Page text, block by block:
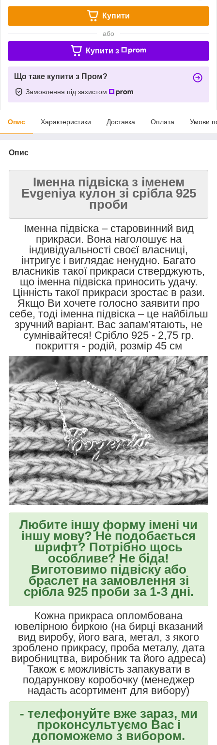
Купити
або
Купити з
Що таке купити з Пром?
Замовлення під захистом
Опис Характеристики Доставка Оплата Умови
Опис
Іменна підвіска з іменем
Evgeniya кулон зі срібла 925
проби
Іменна підвіска – старовинний вид
прикраси. Вона наголошує на
індивідуальності своєї власниці,
інтригує і виглядає ненудно. Багато
власників такої прикраси стверджують,
що іменна підвіска приносить удачу.
Цінність такої прикраси зростає в рази.
Якщо Ви хочете голосно заявити про
себе, тоді іменна підвіска – це найбільш
зручний варіант. Вас запам'ятають, не
сумнівайтеся! Срібло 925 - 2,75 гр.
покриття - родій, розмір 45 см
Любите іншу форму імені чи
іншу мову? Не подобається
шрифт? Потрібно щось
особливе? Не біда!
Виготовимо підвіску або
браслет на замовлення зі
срібла 925 проби за 1-3 дні.
Кожна прикраса опломбована
ювелірною биркою (на бирці вказаний
вид виробу, його вага, метал, з якого
зроблено прикрасу, проба металу, дата
виробництва, виробник та його адреса)
Також є можливість запакувати в
подарункову коробочку (менеджер
надасть асортимент для вибору)
- телефонуйте вже зараз, ми
проконсультуємо Вас і
допоможемо з вибором.